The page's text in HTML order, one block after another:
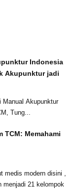
Indonesia
Akupunktur jadi
Tung...
TCM: Memahami
modern disini ,
menjadi 21 kelompok